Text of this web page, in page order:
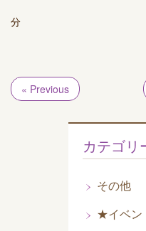
分
« Previous
カテゴリ
その他
★イベ